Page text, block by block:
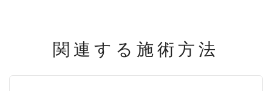
関連する施術方法